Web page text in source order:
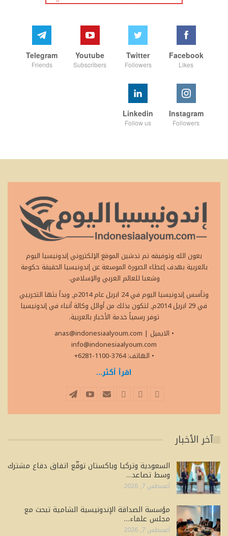
Facebook
Likes
Twitter
Followers
Youtube
Subscribers
Telegram
Friends
Instagram
Followers
Linkedin
Follow us
بعون الله وتوفيقه تم تدشين الموقع الإلكتروني إندونيسيا اليوم
بالعربية بهدف إعطاء الصورة الموسعة عن إندونيسيا الحقيقة حكومة
وشعبا للعالم العربي والإسلامي.
وتأسس إندونيسيا اليوم في 24 ابريل عام 2014م, وبدأ بثها التجريبي
في 29 ابريل 2014م, لتكون بذلك من أوائل وكالة أنباء في إندونيسيا
توفر رسمياً خدمة الأخبار بالعربية.
• الايميل
anas@indonesiaalyoum.com |
info@indonesiaalyoum.com
• الهاتف: 3764-1100-6281+
اقرأ أكثر...
آخر الأخبار
السعودية وتركيا وباكستان توقّع اتفاق دفاع مشترك
وسط تصاعد…
أغسطس 7, 2026
مؤسسة الصداقة الإندونيسية الشامية تبحث مع
مجلس علماء…
أغسطس 7, 2026